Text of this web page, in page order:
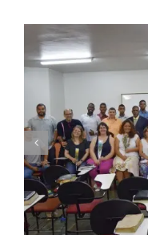
Seminário